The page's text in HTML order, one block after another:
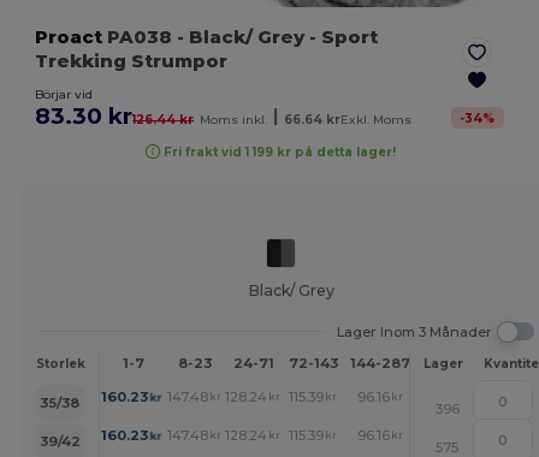
Proact PA038 - Black/ Grey- Sport
Trekking Strumpor
Börjar vid
83.30 kr126.44 kr Moms inkl. 66.64 krExkl. Moms -34%
Fri frakt vid 1 199 kr på detta lager!
Black/ Grey
Lager Inom 3 Månader
Storlek 1-7 8-23 24-71 72-143 144-287 288 + Mer
Lager
35/38 160.23kr 147.48 kr 128.24 kr 115.39 kr 96.16 kr
396
39/42
160.23kr 147.48 kr 128.24 kr 115.39 kr 96.16 kr
575